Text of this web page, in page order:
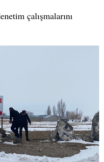
çalışmalarını